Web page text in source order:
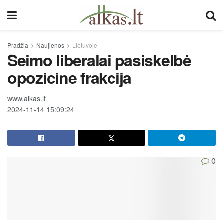
Pradžia Naujienos Lietuvoje
Seimo liberalai pasiskelbė
opozicine frakcija
www.alkas.lt
2024-11-14 15:09:24
0